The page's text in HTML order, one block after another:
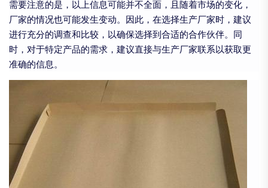
需要注意的是，以上信息可能并不全面，且随着市场的变化，
厂家的情况也可能发生变动。因此，在选择生产厂家时，建议
进行充分的调查和比较，以确保选择到合适的合作伙伴。同
时，对于特定产品的需求，建议直接与生产厂家联系以获取更
准确的信息。